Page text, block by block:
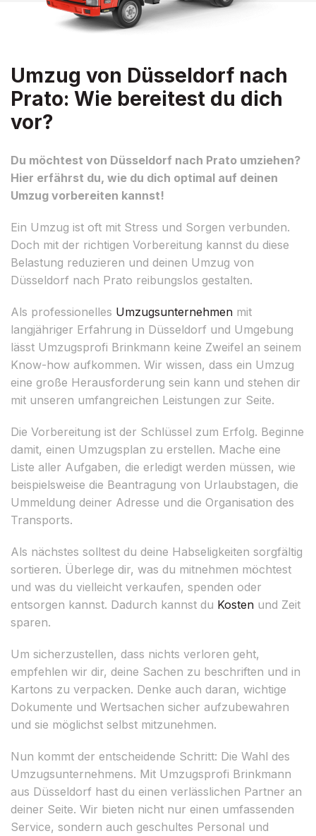
Umzug von Düsseldorf nach
Prato: Wie bereitest du dich
vor?
Du möchtest von Düsseldorf nach Prato umziehen?
Hier erfährst du, wie du dich optimal auf deinen
Umzug vorbereiten kannst!
Ein Umzug ist oft mit Stress und Sorgen verbunden.
Doch mit der richtigen Vorbereitung kannst du diese
Belastung reduzieren und deinen Umzug von
Düsseldorf nach Prato reibungslos gestalten.
Als professionelles Umzugsunternehmen mit
langjähriger Erfahrung in Düsseldorf und Umgebung
lässt Umzugsprofi Brinkmann keine Zweifel an seinem
Know-how aufkommen. Wir wissen, dass ein Umzug
eine große Herausforderung sein kann und stehen dir
mit unseren umfangreichen Leistungen zur Seite.
Die Vorbereitung ist der Schlüssel zum Erfolg. Beginne
damit, einen Umzugsplan zu erstellen. Mache eine
Liste aller Aufgaben, die erledigt werden müssen, wie
beispielsweise die Beantragung von Urlaubstagen, die
Ummeldung deiner Adresse und die Organisation des
Transports.
Als nächstes solltest du deine Habseligkeiten sorgfältig
sortieren. Überlege dir, was du mitnehmen möchtest
und was du vielleicht verkaufen, spenden oder
entsorgen kannst. Dadurch kannst du Kosten und Zeit
sparen.
Um sicherzustellen, dass nichts verloren geht,
empfehlen wir dir, deine Sachen zu beschriften und in
Kartons zu verpacken. Denke auch daran, wichtige
Dokumente und Wertsachen sicher aufzubewahren
und sie möglichst selbst mitzunehmen.
Nun kommt der entscheidende Schritt: Die Wahl des
Umzugsunternehmens. Mit Umzugsprofi Brinkmann
aus Düsseldorf hast du einen verlässlichen Partner an
deiner Seite. Wir bieten nicht nur einen umfassenden
Service, sondern auch geschultes Personal und